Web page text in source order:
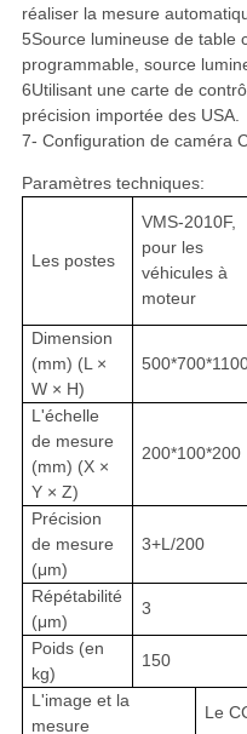
réaliser la mesure
5Source lumineuse de table
programmable, source
6Utilisant une carte de
précision importée des USA.
7- Configuration de caméra
Paramètres techniques:
Les postes
VMS-2010F,
pour les
véhicules à
moteur
Dimension
(mm) (L ×
W × H)
L'échelle
de mesure
(mm) (X ×
Y × Z)
200*100*200
Précision
de mesure
(μm)
3+L/200
Répétabilité
(μm)
3
Poids (en
kg)
150
L'image et la
mesure
Le